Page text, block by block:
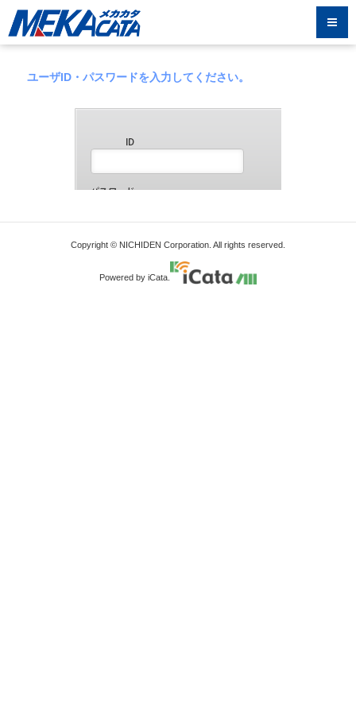
ユーザID・パスワードを入力してください。
Copyright © NICHIDEN Corporation. All rights reserved.
Powered by iCata.